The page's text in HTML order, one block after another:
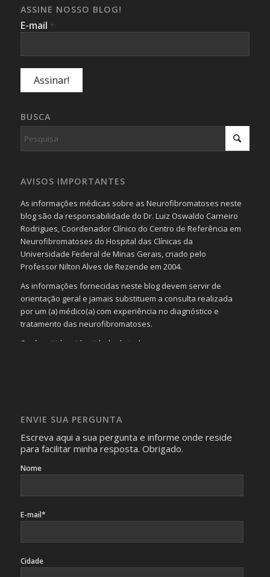
ASSINE NOSSO BLOG!
E-mail *
BUSCA
AVISOS IMPORTANTES
As informações médicas sobre as Neurofibromatoses neste
blog são da responsabilidade do Dr. Luiz Oswaldo Carneiro
Rodrigues, Coordenador Clínico do Centro de Referência em
Neurofibromatoses do Hospital das Clínicas da
Universidade Federal de Minas Gerais, criado pelo
Professor Nilton Alves de Rezende em 2004.
As informações fornecidas neste blog devem servir de
orientação geral e jamais substituem a consulta realizada
por um (a) médico(a) com experiência no diagnóstico e
tratamento das neurofibromatoses.
Será omitida a identidade de todas as pessoas que
identificação da pessoa fotografada.
ENVIE SUA PERGUNTA
Escreva aqui a sua pergunta e informe onde reside
para facilitar minha resposta. Obrigado.
Nome
E-mail*
Cidade